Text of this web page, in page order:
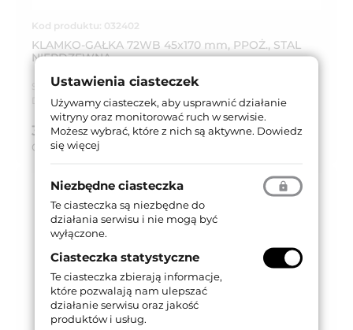
Kod produktu: 032402
KLAMKO-GAŁKA 72WB 45x170 mm, PPOŻ., STAL
NIERDZEWNA
Seria produktu:
Trim
Dostępność:
Dostępny
325,08 złbrutto (z VAT 23%)
Cena za:kpl
Ustawienia ciasteczek
Używamy ciasteczek, aby usprawnić działanie
witryny oraz monitorować ruch w serwisie.
Możesz wybrać, które z nich są aktywne. Dowiedz
się więcej
Niezbędne ciasteczka
Te ciasteczka są niezbędne do
działania serwisu i nie mogą być
wyłączone.
Ciasteczka statystyczne
Te ciasteczka zbierają informacje,
które pozwalają nam ulepszać
działanie serwisu oraz jakość
produktów i usług.